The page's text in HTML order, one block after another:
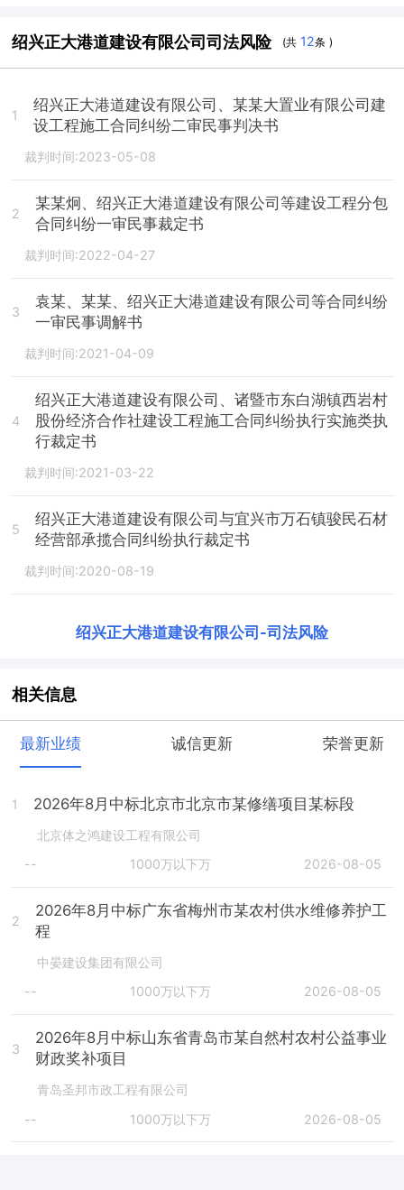
绍兴正大港道建设有限公司司法风险 (共 12条 )
1
绍兴正大港道建设有限公司、某某大置业有限公司建
设工程施工合同纠纷二审民事判决书
裁判时间:2023-05-08
2
某某炯、绍兴正大港道建设有限公司等建设工程分包
合同纠纷一审民事裁定书
裁判时间:2022-04-27
3
袁某、某某、绍兴正大港道建设有限公司等合同纠纷
一审民事调解书
裁判时间:2021-04-09
4
绍兴正大港道建设有限公司、诸暨市东白湖镇西岩村
股份经济合作社建设工程施工合同纠纷执行实施类执
行裁定书
裁判时间:2021-03-22
5
绍兴正大港道建设有限公司与宜兴市万石镇骏民石材
经营部承揽合同纠纷执行裁定书
裁判时间:2020-08-19
绍兴正大港道建设有限公司 -司法风险
相关信息
最新业绩 诚信更新 荣誉更新
1 2026年8月中标北京市北京市某修缮项目某标段
北京体之鸿建设工程有限公司
--
1000万以下万 2026-08-05
2
2026年8月中标广东省梅州市某农村供水维修养护工
程
中晏建设集团有限公司
--
1000万以下万 2026-08-05
3
2026年8月中标山东省青岛市某自然村农村公益事业
财政奖补项目
青岛圣邦市政工程有限公司
--
1000万以下万 2026-08-05